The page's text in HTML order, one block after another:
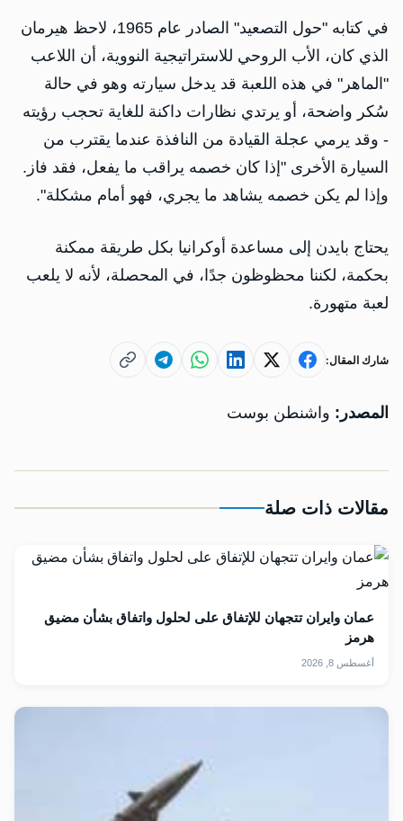
في كتابه "حول التصعيد" الصادر عام 1965، لاحظ هيرمان
الذي كان، الأب الروحي للاستراتيجية النووية، أن اللاعب
"الماهر" في هذه اللعبة قد يدخل سيارته وهو في حالة
سُكر واضحة، أو يرتدي نظارات داكنة للغاية تحجب رؤيته
- وقد يرمي عجلة القيادة من النافذة عندما يقترب من
السيارة الأخرى "إذا كان خصمه يراقب ما يفعل، فقد فاز.
وإذا لم يكن خصمه يشاهد ما يجري، فهو أمام مشكلة".
يحتاج بايدن إلى مساعدة أوكرانيا بكل طريقة ممكنة
بحكمة، لكننا محظوظون جدًا، في المحصلة، لأنه لا يلعب
لعبة متهورة.
شارك المقال:
المصدر: واشنطن بوست
مقالات ذات صلة
عمان وايران تتجهان للإتفاق على لحلول واتفاق بشأن مضيق
هرمز
أغسطس 8, 2026